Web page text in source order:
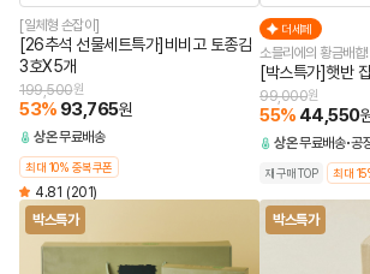
[일체형 손잡이]
[26추석 선물세트특가]비비고 토종김
3호X5개
199,500원
53% 93,765원
상온무료배송
최대 10% 중복쿠폰
4.81 (201)
더세페
소믈리에의 황금배합!
[박스특가]햇반
99,000원
55% 44,550
상온무료배송 공
재구매TOP 최대
박스특가 박스특가